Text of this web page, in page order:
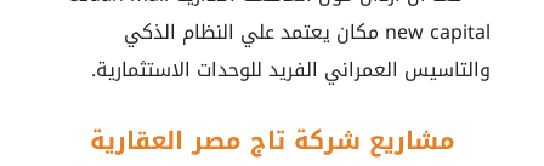
new capital مكان يعتمد علي النظام الذكي
والتاسيس العمراني الفريد للوحدات الاستثمارية.
مشاريع شركة تاج مصر العقارية